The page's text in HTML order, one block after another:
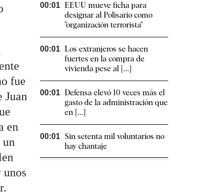
fue
Juan
en
un
unos
00:01 EEUU mueve ficha para
designar al Polisario como
"organización terrorista"
00:01 Los extranjeros se hacen
fuertes en la compra de
vivienda pese al [...]
00:01 Defensa elevó 10 veces más el
gasto de la administración que
en [...]
00:01 Sin setenta mil voluntarios no
hay chantaje